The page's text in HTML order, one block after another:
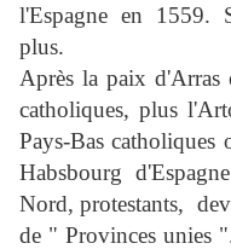
l'Espagne en 1559.
plus.
Après la paix d'Arras
catholiques, plus
Pays-Bas
Habsbourg
Nord, protestants,
de " Provinces unies